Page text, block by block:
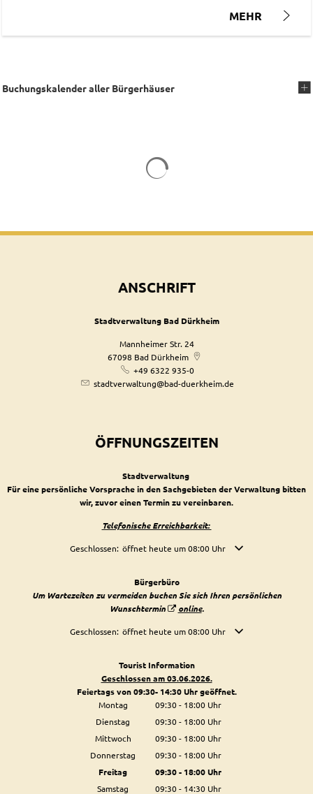
MEHR
Buchungskalender aller Bürgerhäuser
ANSCHRIFT
Stadtverwaltung Bad Dürkheim
Mannheimer Str. 24
67098 Bad Dürkheim
+49 6322 935-0
stadtverwaltung@bad-duerkheim.de
ÖFFNUNGSZEITEN
Stadtverwaltung
Für eine persönliche Vorsprache in den Sachgebieten der Verwaltung bitten
wir, zuvor einen Termin zu vereinbaren.
Telefonische Erreichbarkeit:
Klicken, um weitere Öffnungs- oder Schließzeiten
Geschlossen: öffnet heute um 08:00 Uhr
Bürgerbüro
Um Wartezeiten zu vermeiden buchen Sie sich Ihren persönlichen
Wunschtermin
online.
Klicken, um weitere Öffnungs- oder Schließzeiten
Geschlossen: öffnet heute um 08:00 Uhr
Tourist Information
Geschlossen am 03.06.2026.
Feiertags von 09:30- 14:30 Uhr geöffnet.
Montag
09:30- 18:00Uhr
Von 09:30 bis 18:00 Uhr
Dienstag 09:30- 18:00Uhr
Von 09:30 bis 18:00 Uhr
Mittwoch 09:30- 18:00Uhr
Von 09:30 bis 18:00 Uhr
Donnerstag 09:30- 18:00Uhr
Von 09:30 bis 18:00 Uhr
Freitag 09:30- 18:00Uhr
Von 09:30 bis 18:00 Uhr
Samstag 09:30- 14:30Uhr